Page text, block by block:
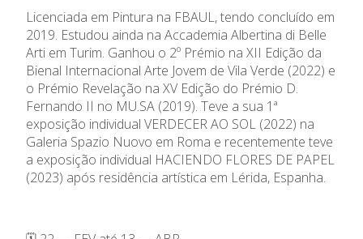
Licenciada em Pintura na FBAUL, tendo concluído em
2019. Estudou ainda na Accademia Albertina di Belle
Arti em Turim. Ganhou o 2º Prémio na XII Edição da
Bienal Internacional Arte Jovem de Vila Verde (2022) e
o Prémio Revelação na XV Edição do Prémio D.
Fernando II no MU.SA (2019). Teve a sua 1ª
exposição individual VERDECER AO SOL (2022) na
Galeria Spazio Nuovo em Roma e recentemente teve
a exposição individual HACIENDO FLORES DE PAPEL
(2023) após residência artística em Lérida, Espanha.